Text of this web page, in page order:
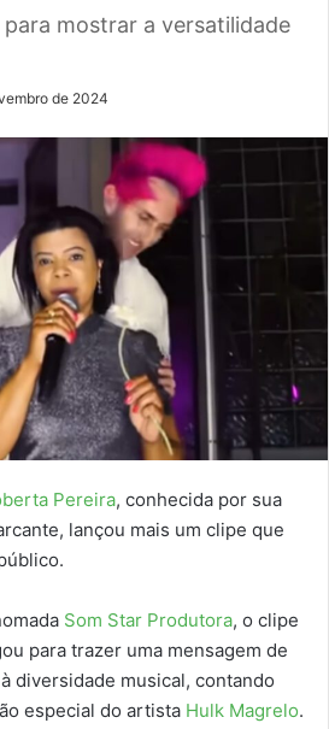
mostrar a versatilidade
de 2024
Pereira, conhecida por sua
lançou mais um clipe que
Som Star Produtora, o clipe
para trazer uma mensagem de
diversidade musical, contando
especial do artista Hulk Magrelo.